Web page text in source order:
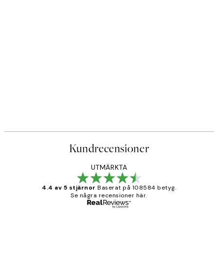
Kundrecensioner
UTMÄRKTA
4.4 av 5 stjärnor Baserat på 108584 betyg.
Se några recensioner här.